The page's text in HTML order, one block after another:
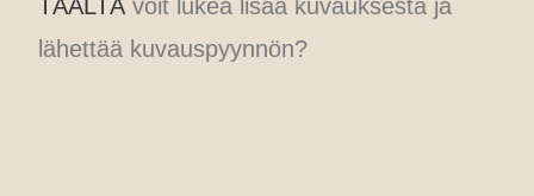
TÄÄLTÄ voit lukea lisää kuvauksesta ja
lähettää kuvauspyynnön?